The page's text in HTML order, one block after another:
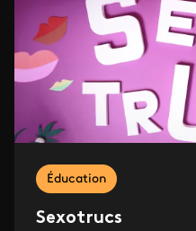
Éducation
Sexotrucs